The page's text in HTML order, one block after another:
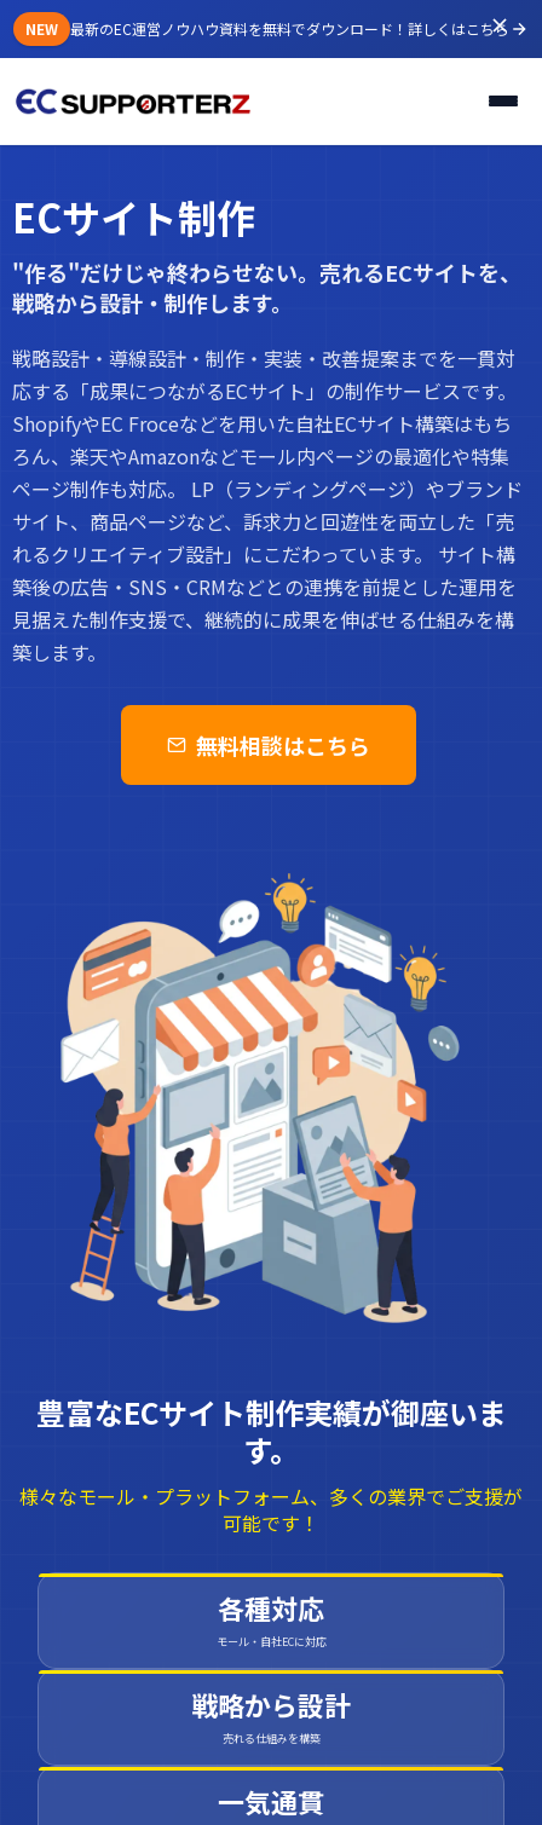
NEW 最新のEC運営ノウハウ資料を無料でダウンロード！ 詳しくはこちら
ECサイト制作
"作る"だけじゃ終わらせない。売れるECサイトを、
戦略から設計・制作します。
戦略設計・導線設計・制作・実装・改善提案までを一貫対
応する「成果につながるECサイト」の制作サービスです。
ShopifyやEC Froceなどを用いた自社ECサイト構築はもち
ろん、楽天やAmazonなどモール内ページの最適化や特集
ページ制作も対応。 LP（ランディングページ）やブランド
サイト、商品ページなど、訴求力と回遊性を両立した「売
れるクリエイティブ設計」にこだわっています。 サイト構
築後の広告・SNS・CRMなどとの連携を前提とした運用を
見据えた制作支援で、継続的に成果を伸ばせる仕組みを構
築します。
無料相談はこちら
豊富なECサイト制作実績が御座いま
す。
様々なモール・プラットフォーム、多くの業界でご支援が
可能です！
各種対応
モール・自社ECに対応
戦略から設計
売れる仕組みを構築
一気通貫